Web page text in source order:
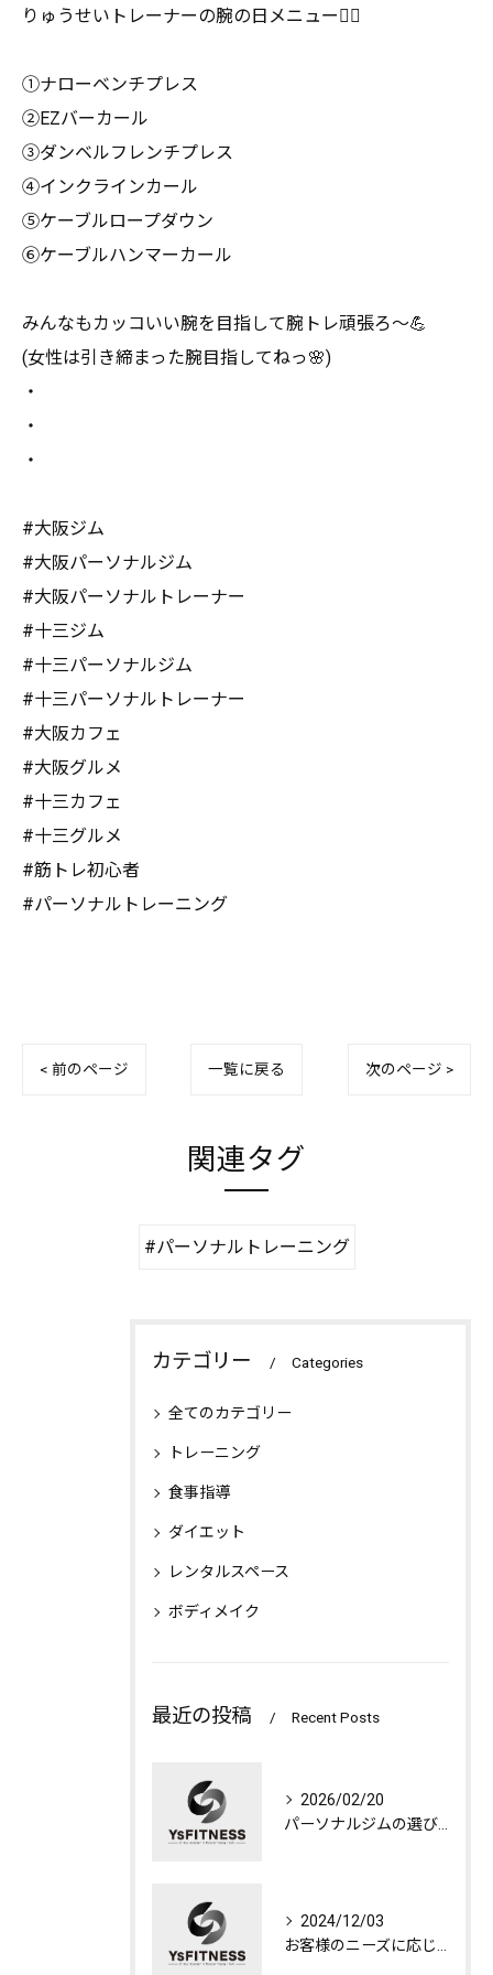
りゅうせいトレーナーの腕の日メニュー🏋️‍♀️
①ナローベンチプレス
②EZバーカール
③ダンベルフレンチプレス
④インクラインカール
⑤ケーブルロープダウン
⑥ケーブルハンマーカール
みんなもカッコいい腕を目指して腕トレ頑張ろ〜💪
(女性は引き締まった腕目指してねっ🌸)
・
・
・
#大阪ジム
#大阪パーソナルジム
#大阪パーソナルトレーナー
#十三ジム
#十三パーソナルジム
#十三パーソナルトレーナー
#大阪カフェ
#大阪グルメ
#十三カフェ
#十三グルメ
#筋トレ初心者
#パーソナルトレーニング
< 前のページ 一覧に戻る 次のページ >
関連タグ
#パーソナルトレーニング
カテゴリー Categories
全てのカテゴリー
トレーニング
食事指導
ダイエット
レンタルスペース
ボディメイク
最近の投稿 Recent Posts
2026/02/20
パーソナルジムの選び方
2024/12/03
お客様のニーズに応じたジムの選び方